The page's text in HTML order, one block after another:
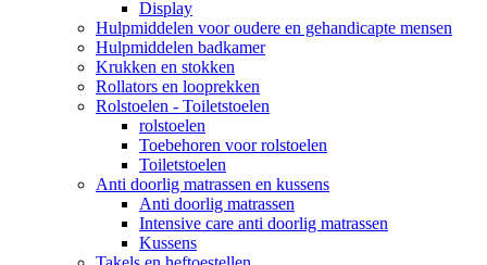
Display
Hulpmiddelen voor oudere en gehandicapte mensen
Hulpmiddelen badkamer
Krukken en stokken
Rollators en looprekken
Rolstoelen - Toiletstoelen
rolstoelen
Toebehoren voor rolstoelen
Toiletstoelen
Anti doorlig matrassen en kussens
Anti doorlig matrassen
Intensive care anti doorlig matrassen
Kussens